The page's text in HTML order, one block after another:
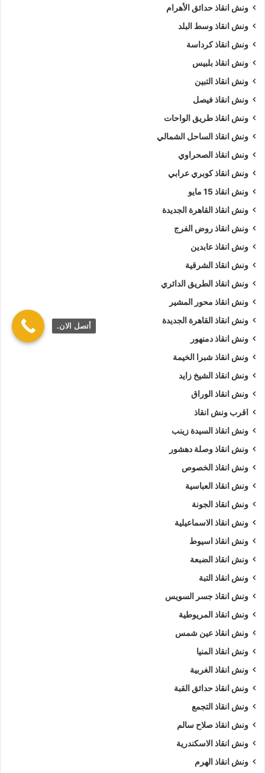
ونش انقاذ حدائق الأهرام
ونش انقاذ وسط البلد
ونش انقاذ كرداسة
ونش انقاذ بلبيس
ونش انقاذ التبين
ونش انقاذ فيصل
ونش انقاذ طريق الواحات
ونش انقاذ الساحل الشمالي
ونش انقاذ الصحراوي
ونش انقاذ كوبري عرابي
ونش انقاذ 15 مايو
ونش انقاذ القاهرة الجديدة
ونش انقاذ روض الفرج
ونش انقاذ عابدين
ونش انقاذ الشرقية
ونش انقاذ الطريق الدائري
ونش انقاذ محور المشير
ونش انقاذ القاهرة الجديدة
ونش انقاذ دمنهور
ونش انقاذ شبرا الخيمة
ونش انقاذ الشيخ زايد
ونش انقاذ الوراق
اقرب ونش انقاذ
ونش انقاذ السيدة زينب
ونش انقاذ وصلة دهشور
ونش انقاذ الخصوص
ونش انقاذ العباسية
ونش انقاذ الجونة
ونش انقاذ الاسماعيلية
ونش انقاذ اسيوط
ونش انقاذ الضبعة
ونش انقاذ التبة
ونش انقاذ جسر السويس
ونش انقاذ المريوطية
ونش انقاذ عين شمس
ونش انقاذ المنيا
ونش انقاذ الغربية
ونش انقاذ حدائق القبة
ونش انقاذ التجمع
ونش انقاذ صلاح سالم
ونش انقاذ الاسكندرية
ونش انقاذ الهرم
أتصل الان.